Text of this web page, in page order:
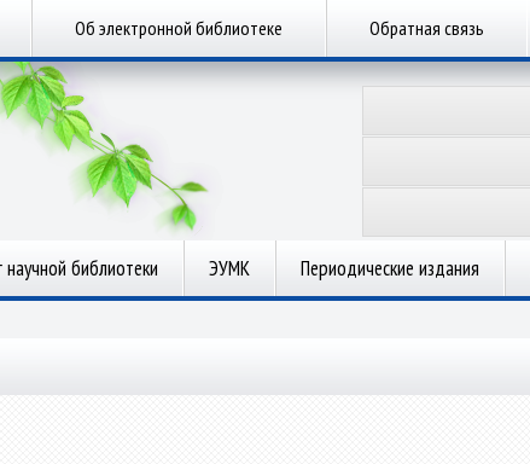
Об электронной библиотеке Обратная связь
библиотеки ЭУМК Периодические издания